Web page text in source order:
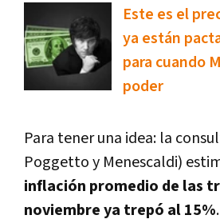
Este es el
ya están
para cuando
poder
Para tener una idea: la
Poggetto y Menescaldi)
inflación promedio de las
noviembre ya trepó al 15%